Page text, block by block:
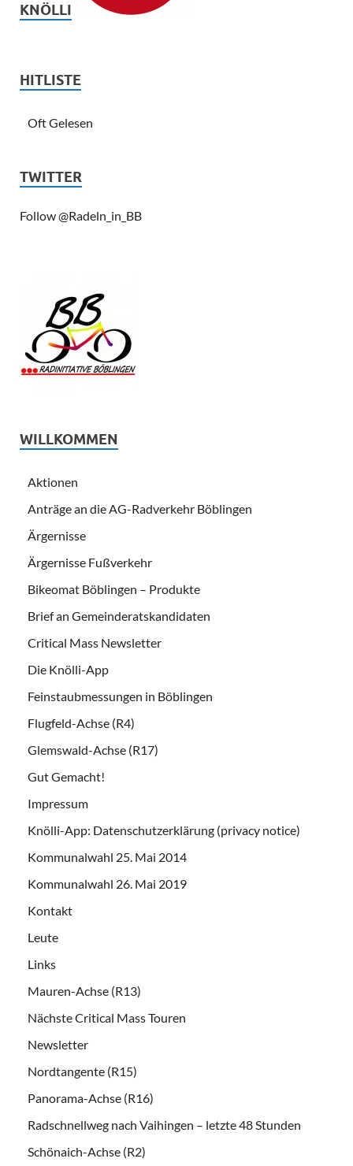
KNÖLLI
HITLISTE
Oft Gelesen
TWITTER
Follow @Radeln_in_BB
WILLKOMMEN
Aktionen
Anträge an die AG-Radverkehr Böblingen
Ärgernisse
Ärgernisse Fußverkehr
Bikeomat Böblingen – Produkte
Brief an Gemeinderatskandidaten
Critical Mass Newsletter
Die Knölli-App
Feinstaubmessungen in Böblingen
Flugfeld-Achse (R4)
Glemswald-Achse (R17)
Gut Gemacht!
Impressum
Knölli-App: Datenschutzerklärung (privacy notice)
Kommunalwahl 25. Mai 2014
Kommunalwahl 26. Mai 2019
Kontakt
Leute
Links
Mauren-Achse (R13)
Nächste Critical Mass Touren
Newsletter
Nordtangente (R15)
Panorama-Achse (R16)
Radschnellweg nach Vaihingen – letzte 48 Stunden
Schönaich-Achse (R2)